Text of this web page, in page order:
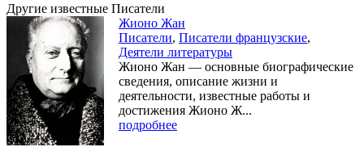
Другие известные Писатели
Жионо Жан
Писатели, Писатели французские,
Деятели литературы
Жионо Жан — основные биографические
сведения, описание жизни и
деятельности, известные работы и
достижения Жионо Ж...
подробнее